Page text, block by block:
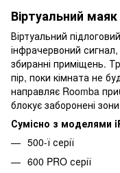
Віртуальний
Віртуальний
інфрачервоний
збиранні приміщень.
пір, поки кімната не
направляє Roomba
блокує заборонені
Сумісно з моделями
500-ї серії
600 PRO серії